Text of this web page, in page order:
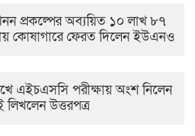
প্রকল্পের অব্যয়িত ১০ লাখ ৮৭
কোষাগারে ফেরত দিলেন ইউএনও
এইচএসসি পরীক্ষায় অংশ নিলেন
উত্তরপত্র